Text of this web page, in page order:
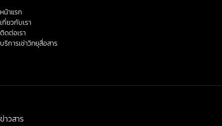
หน้าแรก
เกี่ยวกับเรา
ติดต่อเรา
บริการเช่าวิทยุสื่อสาร
ข่าวสาร